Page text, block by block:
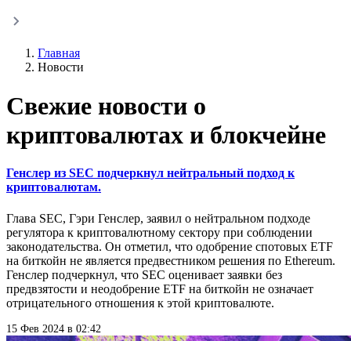
Главная
Новости
Свежие новости о
криптовалютах и блокчейне
Генслер из SEC подчеркнул нейтральный подход к
криптовалютам.
Глава SEC, Гэри Генслер, заявил о нейтральном подходе
регулятора к криптовалютному сектору при соблюдении
законодательства. Он отметил, что одобрение спотовых ETF
на биткойн не является предвестником решения по Ethereum.
Генслер подчеркнул, что SEC оценивает заявки без
предвзятости и неодобрение ETF на биткойн не означает
отрицательного отношения к этой криптовалюте.
15 Фев 2024 в 02:42